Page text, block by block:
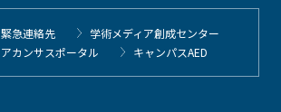
緊急連絡先
学術メディア創成センター
アカンサスポータル
キャンパスAED